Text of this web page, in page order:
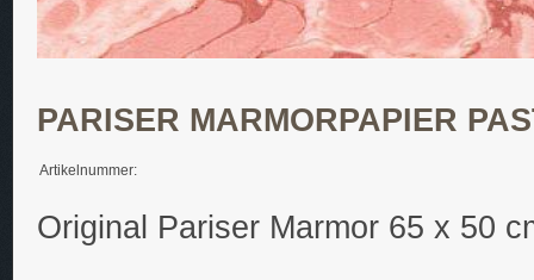
PARISER MARMORPAPIER
Artikelnummer:
Original Pariser Marmor 65 x 50